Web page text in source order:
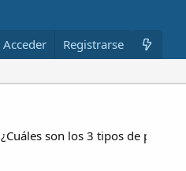
Nuevo Miembros
Acceder Registrarse
¿Cuáles son los 3 tipos de